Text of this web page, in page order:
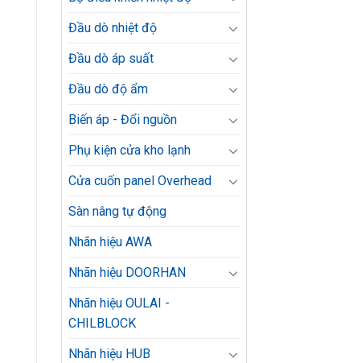
Đầu dò nhiệt độ
Đầu dò áp suất
Đầu dò độ ẩm
Biến áp - Đổi nguồn
Phụ kiện cửa kho lạnh
Cửa cuốn panel Overhead
Sàn nâng tự động
Nhãn hiệu AWA
Nhãn hiệu DOORHAN
Nhãn hiệu OULAI -
CHILBLOCK
Nhãn hiệu HUB